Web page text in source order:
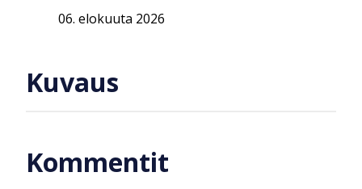
06. elokuuta 2026
Kuvaus
Kommentit